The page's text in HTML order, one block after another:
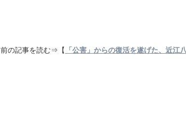
前の記事を読む⇒【 「公害」からの復活を遂げた、近江